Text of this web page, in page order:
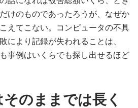
けのものであったろうが、なぜか
えてこない。コンピュータの不具
により記録が失われることは、
事例はいくらでも探し出せるほど
そのままでは長く